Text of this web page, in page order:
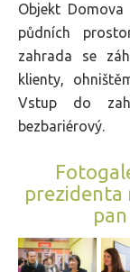
Objekt
půdních
zahrada se
klienty,
Vstup do
bezbariérový.
prezidenta